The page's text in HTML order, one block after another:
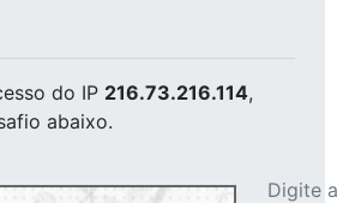
do IP 216.73.216.114,
abaixo.
Digite